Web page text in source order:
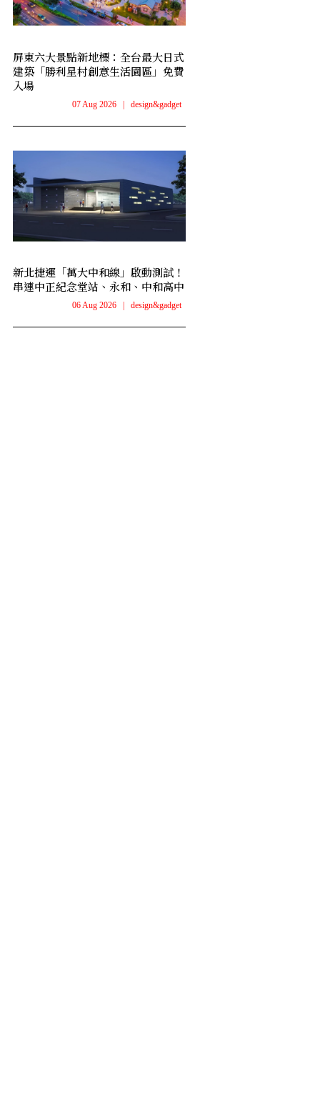
屏東六大景點新地標：全台最大日式
建築「勝利星村創意生活園區」免費
入場
07 Aug 2026 design&gadget
新北捷運「萬大中和線」啟動測試！
串連中正紀念堂站、永和、中和高中
06 Aug 2026 design&gadget